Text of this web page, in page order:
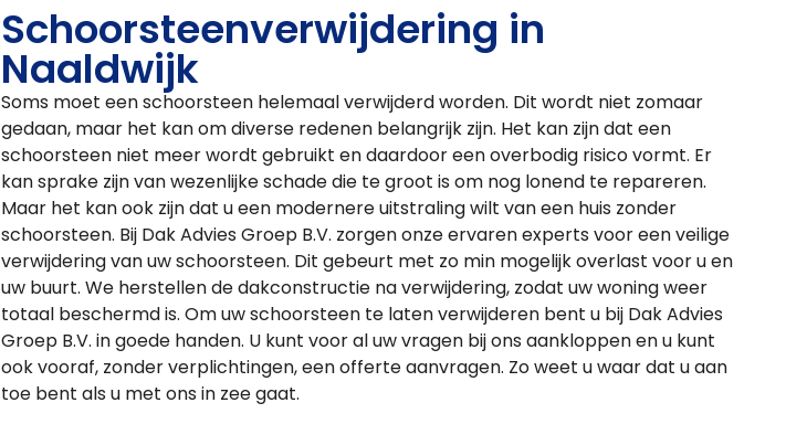
Schoorsteenverwijdering in
Naaldwijk
Soms moet een schoorsteen helemaal verwijderd worden. Dit wordt niet zomaar
gedaan, maar het kan om diverse redenen belangrijk zijn. Het kan zijn dat een
schoorsteen niet meer wordt gebruikt en daardoor een overbodig risico vormt. Er
kan sprake zijn van wezenlijke schade die te groot is om nog lonend te repareren.
Maar het kan ook zijn dat u een modernere uitstraling wilt van een huis zonder
schoorsteen. Bij Dak Advies Groep B.V. zorgen onze ervaren experts voor een veilige
verwijdering van uw schoorsteen. Dit gebeurt met zo min mogelijk overlast voor u en
uw buurt. We herstellen de dakconstructie na verwijdering, zodat uw woning weer
totaal beschermd is. Om uw schoorsteen te laten verwijderen bent u bij Dak Advies
Groep B.V. in goede handen. U kunt voor al uw vragen bij ons aankloppen en u kunt
ook vooraf, zonder verplichtingen, een offerte aanvragen. Zo weet u waar dat u aan
toe bent als u met ons in zee gaat.